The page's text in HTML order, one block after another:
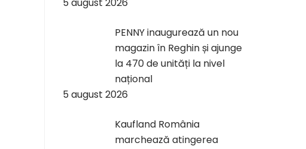
PENNY inaugurează un nou
magazin în Reghin și ajunge
la 470 de unități la nivel
național
5 august 2026
Kaufland România
marchează atingerea